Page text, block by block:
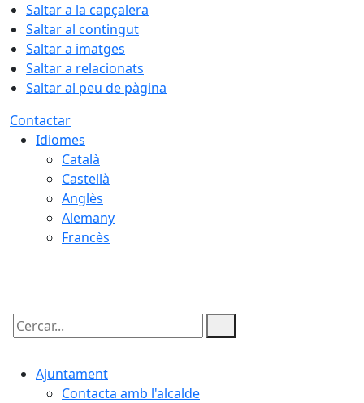
Saltar a la capçalera
Saltar al contingut
Saltar a imatges
Saltar a relacionats
Saltar al peu de pàgina
Contactar
Idiomes
Català
Castellà
Anglès
Alemany
Francès
Cercar:
Ajuntament
Contacta amb l'alcalde